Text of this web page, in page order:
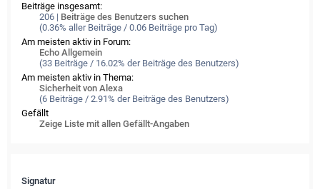
Beiträge insgesamt:
206 | Beiträge des Benutzers suchen
(0.36% aller Beiträge / 0.06 Beiträge pro Tag)
Am meisten aktiv in Forum:
Echo Allgemein
(33 Beiträge / 16.02% der Beiträge des Benutzers)
Am meisten aktiv in Thema:
Sicherheit von Alexa
(6 Beiträge / 2.91% der Beiträge des Benutzers)
Gefällt
Zeige Liste mit allen Gefällt-Angaben
Signatur